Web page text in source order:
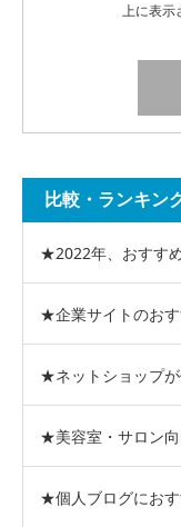
上に表示
比較・ランキン
★2022年、おすす
★企業サイトのお
★ネットショップ
★美容室・サロン
★個人ブログにお